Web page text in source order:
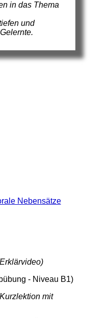
in das Thema
und
Nebensätze
- Niveau B1)
mit